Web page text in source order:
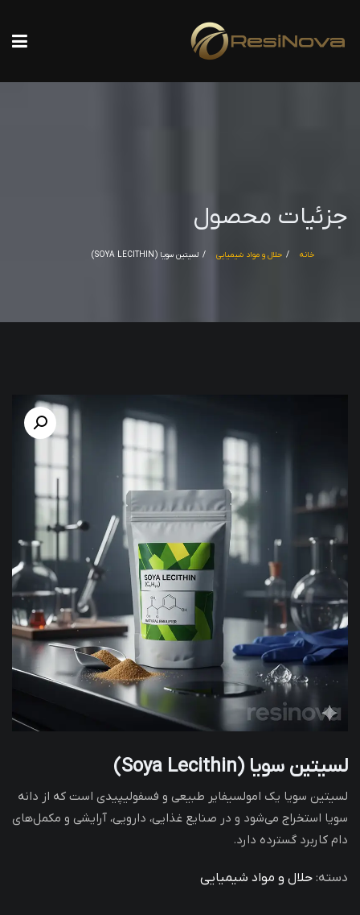
جزئیات محصول
خانه حلال و مواد شیمیایی لسیتین سویا (SOYA LECITHIN)
لسیتین سویا (Soya Lecithin)
لسیتین سویا یک امولسیفایر طبیعی و فسفولیپیدی است که از دانه
سویا استخراج می‌شود و در صنایع غذایی، دارویی، آرایشی و مکمل‌های
دام کاربرد گسترده دارد.
دسته: حلال و مواد شیمیایی